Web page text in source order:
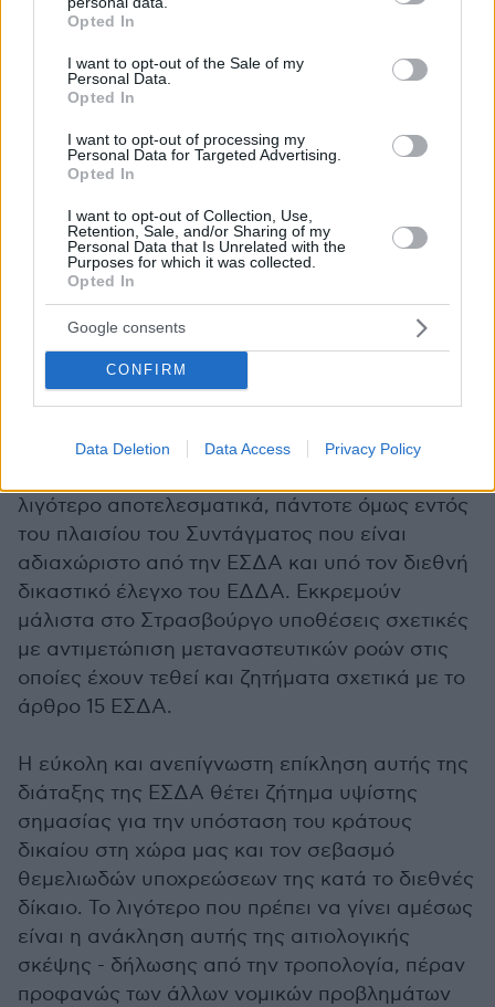
grant or deny consent to Google and its third-party tags to
use your data for below specified purposes in below Google
consent section.
Opted In
I want to opt-out of the Sale of my
Personal Data.
Opted In
I want to opt-out of processing my
Personal Data for Targeted Advertising.
Opted In
I want to opt-out of Collection, Use,
Retention, Sale, and/or Sharing of my
Personal Data that Is Unrelated with the
Purposes for which it was collected.
Opted In
Google consents
CONFIRM
Data Deletion Data Access Privacy Policy
όντως οι προϋποθέσεις του άρθρου 15 παρ.1
της ΕΣΔΑ, στην εθνική συνταγματική τάξη θα
μπορούσαν να εφαρμοστούν οι προβλέψεις
του άρθρου 48 Συντ. , δηλαδή να τεθεί σε
εφαρμογή σε ολόκληρη την επικράτεια ή τμήμα
της ο νόμος περί καταστάσεως πολιορκίας !
Προφανώς αυτό είναι άτοπο. Τουλάχιστον έτσι
ελπίζω.
Αντιλαμβάνομαι την ένταση του προβλήματος
των μεταναστευτικών ροών από τη Λιβύη και
ευρύτερα από την Β. Αφρική. Σε παρόμοιες
φορές τα προηγούμενα χρόνια. Ελήφθησαν
λιγότερο αποτελεσματικά, πάντοτε όμως εντός
του πλαισίου του Συντάγματος που είναι
αδιαχώριστο από την ΕΣΔΑ και υπό τον διεθνή
δικαστικό έλεγχο του ΕΔΔΑ. Εκκρεμούν
μάλιστα στο Στρασβούργο υποθέσεις σχετικές
με αντιμετώπιση μεταναστευτικών ροών στις
οποίες έχουν τεθεί και ζητήματα σχετικά με το
άρθρο 15 ΕΣΔΑ.
Η εύκολη και ανεπίγνωστη επίκληση αυτής της
διάταξης της ΕΣΔΑ θέτει ζήτημα υψίστης
σημασίας για την υπόσταση του κράτους
δικαίου στη χώρα μας και τον σεβασμό
θεμελιωδών υποχρεώσεων της κατά το διεθνές
δίκαιο. Το λιγότερο που πρέπει να γίνει αμέσως
είναι η ανάκληση αυτής της αιτιολογικής
σκέψης - δήλωσης από την τροπολογία, πέραν
προφανώς των άλλων νομικών προβλημάτων